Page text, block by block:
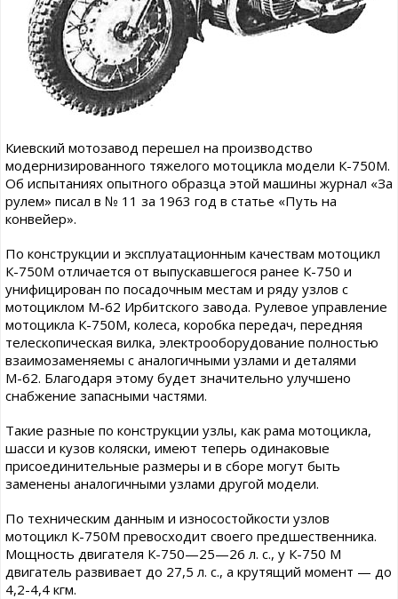
Киевский мотозавод перешел на производство
модернизированного тяжелого мотоцикла модели К-750М.
Об испытаниях опытного образца этой машины журнал «За
рулем» писал в № 11 за 1963 год в статье «Путь на
конвейер».
По конструкции и эксплуатационным качествам мотоцикл
К-750М отличается от выпускавшегося ранее К-750 и
унифицирован по посадочным местам и ряду узлов с
мотоциклом М-62 Ирбитского завода. Рулевое управление
мотоцикла К-750М, колеса, коробка передач, передняя
телескопическая вилка, электрооборудование полностью
взаимозаменяемы с аналогичными узлами и деталями
М-62. Благодаря этому будет значительно улучшено
снабжение запасными частями.
Такие разные по конструкции узлы, как рама мотоцикла,
шасси и кузов коляски, имеют теперь одинаковые
присоединительные размеры и в сборе могут быть
заменены аналогичными узлами другой модели.
По техническим данным и износостойкости узлов
мотоцикл К-750М превосходит своего предшественника.
Мощность двигателя К-750—25—26 л. с., у К-750 М
двигатель развивает до 27,5 л. с., а крутящий момент — до
4,2-4,4 кгм.